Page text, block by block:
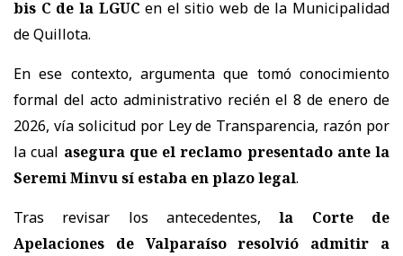
bis C de la LGUCen el sitio web de la Municipalidad
de Quillota.
En ese contexto, argumenta que tomó conocimiento
formal del acto administrativo recién el 8 de enero de
2026, vía solicitud por Ley de Transparencia, razón por
la cual asegura que el reclamo presentado ante la
Seremi Minvu sí estaba en plazo legal.
Tras revisar los antecedentes,la Corte de
Apelaciones de Valparaíso resolvió admitir a